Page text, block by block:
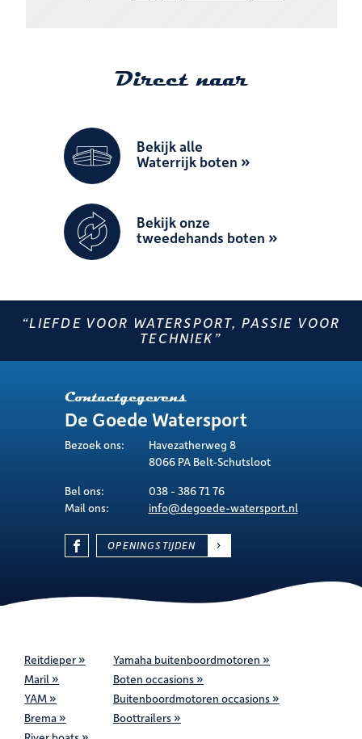
Direct naar
Bekijk alle
Waterrijk boten
Bekijk onze
tweedehands boten
“LIEFDE VOOR WATERSPORT, PASSIE VOOR
TECHNIEK”
Contactgegevens
De Goede Watersport
Bezoek ons:
Havezatherweg 8
8066 PA Belt-Schutsloot
Bel ons:
038 - 386 71 76
Mail ons:
info@degoede-watersport.nl
OPENINGSTIJDEN
Reitdieper
Maril
YAM
Brema
Yamaha buitenboordmotoren
Boten occasions
Buitenboordmotoren occasions
Boottrailers